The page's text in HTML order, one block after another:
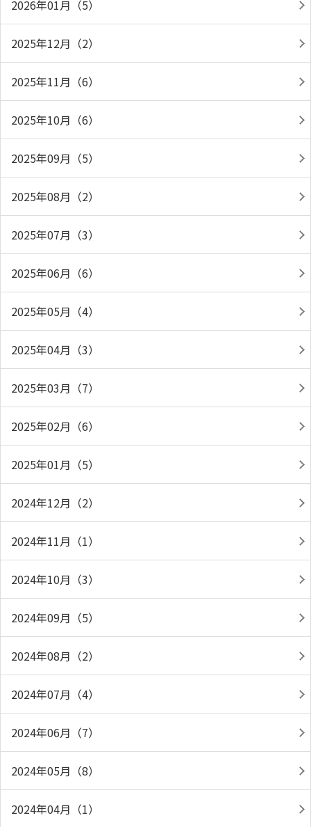
2026年01月（5）
2025年12月（2）
2025年11月（6）
2025年10月（6）
2025年09月（5）
2025年08月（2）
2025年07月（3）
2025年06月（6）
2025年05月（4）
2025年04月（3）
2025年03月（7）
2025年02月（6）
2025年01月（5）
2024年12月（2）
2024年11月（1）
2024年10月（3）
2024年09月（5）
2024年08月（2）
2024年07月（4）
2024年06月（7）
2024年05月（8）
2024年04月（1）